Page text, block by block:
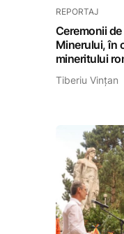
REPORTAJ
Ceremonii
Minerului, în
mineritului
Tiberiu Vințan